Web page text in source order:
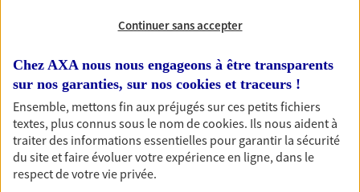
Garantie Accidents de la Vie
Bricoleuse, féru de jardinage, pâtissier en herbe
ou grande lectrice… personne n'est à l'abri d'un
accident du quotidien. Avec Ma Protection
Accident, protégez votre qualité de vie et vos
Continuer sans accepter
Chez AXA nous nous engageons à être transparents
sur nos garanties, sur nos cookies et traceurs !
Ensemble, mettons fin aux préjugés sur ces petits fichiers
textes, plus connus sous le nom decookies. Ils nous aident à
traiter des informations essentielles pour garantir la sécurité
du site et faire évoluer votre expérience en ligne, dans le
respect de votre vie privée.